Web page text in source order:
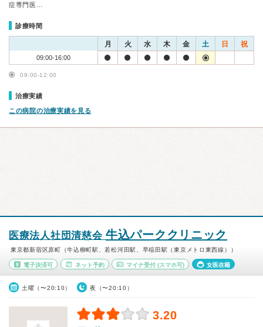
症専門医…
診療時間
月 火 水 木 金 土 日 祝
09:00-16:00
09:00-12:00
治療実績
この病院の治療実績を見る
医療法人社団清慈会 牛込パーククリニック
東京都新宿区原町（牛込柳町駅、若松河田駅、早稲田駅（東京メトロ東西線））
電子決済可 ネット予約 マイナ受付 (スマホ可) 女医在籍
土曜（〜20:10） 夜（〜20:10）
3.20